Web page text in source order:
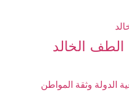
الخالد